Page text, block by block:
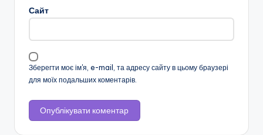
н
к
о
ї
о
Сайт
Зберегти моє ім'я, e-mail, та адресу сайту в цьому браузері
для моїх подальших коментарів.